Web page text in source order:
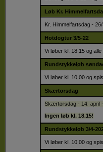
Løb Kr.
Kr. Himmelfartsdag -
Hotdogtur 3/5-22
Vi løber kl. 18.15 og
Rundstykkeløb
Vi løber kl. 10.00 og
Skærtorsdag
Skærtorsdag - 14. april
Ingen løb kl. 18.15!
Rundstykkeløb 3/4-
Vi løber kl. 10.00 og